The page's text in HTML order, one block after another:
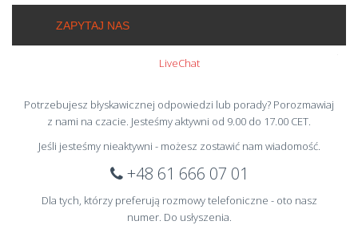
ZAPYTAJ NAS
LiveChat
Potrzebujesz błyskawicznej odpowiedzi lub porady? Porozmawiaj
z nami na czacie. Jesteśmy aktywni od 9.00 do 17.00 CET.
Jeśli jesteśmy nieaktywni - możesz zostawić nam wiadomość.
​+48 61 666 07 01
Dla tych, którzy preferują rozmowy telefoniczne - oto nasz
numer. Do usłyszenia.